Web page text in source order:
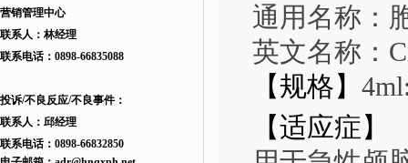
营销管理中心
联系人：林经理
联系电话： 0898-66835088
投诉/不良反应/不良事件：
联系人：邱经理
联系电话： 0898-66832850
通用名称 ：
英文名称 ：
【规格】
【适应症】